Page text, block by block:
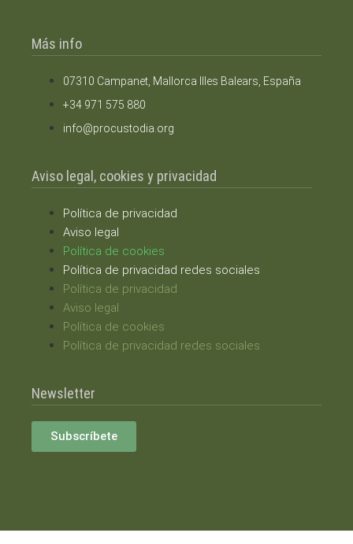
Más info
07310 Campanet, Mallorca Illes Balears, España
+34 971 575 880
info@procustodia.org
Aviso legal, cookies y privacidad
Política de privacidad
Aviso legal
Política de cookies
Política de privacidad redes sociales
Política de privacidad
Aviso legal
Política de cookies
Política de privacidad redes sociales
Newsletter
Subscríbete